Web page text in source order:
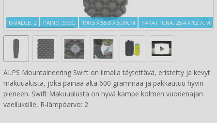
R-VALUE: 2 PAINO: 595G 190.5 X 55.8 X 5.08CM PAKATTUNA: 25.4 X 12.7CM
ALPS Mountaineering Swift on ilmalla täytettävä, eristetty ja kevyt
makuualusta, joka painaa alta 600 grammaa ja pakkautuu hyvin
pieneen. Swift Makuualusta on hyvä kampe kolmen vuodenajan
vaelluksille, R-lämpöarvo: 2.